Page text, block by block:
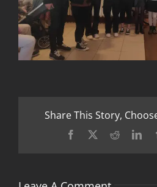
Share This Story,
Facebook Reddit